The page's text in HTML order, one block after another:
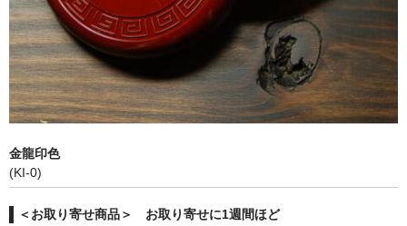
金龍印色
(KI-0)
＜お取り寄せ商品＞ お取り寄せに1週間ほど